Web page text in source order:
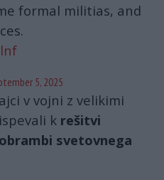
formal militias, and
5, 2025
v vojni z velikimi
k rešitvi
obrambi svetovnega